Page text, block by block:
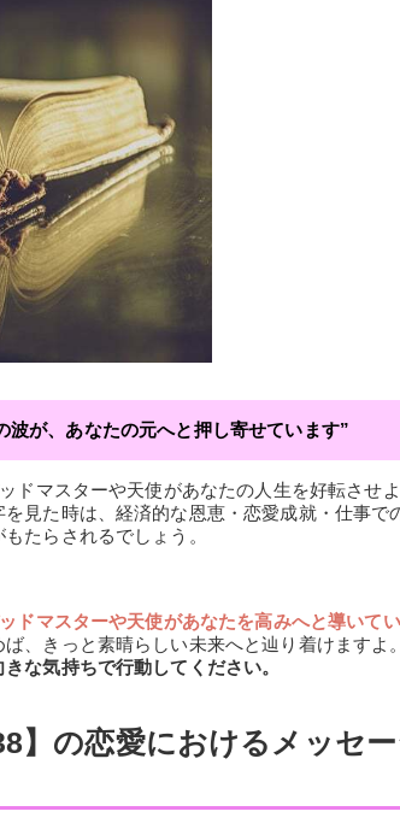
波が、あなたの元へと押し寄せています”
ドマスターや天使があなたの人生を好転させ
見た時は、経済的な恩恵・恋愛成就・仕事で
たらされるでしょう。
ドマスターや天使があなたを高みへと導いて
、きっと素晴らしい未来へと辿り着けますよ
きな気持ちで行動してください。
】の恋愛におけるメッセ